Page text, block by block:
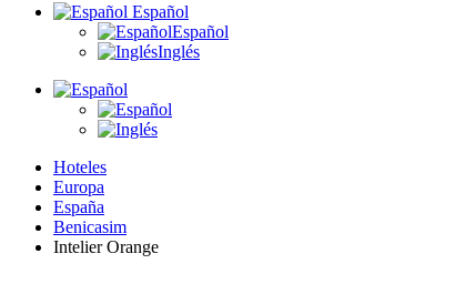
Español
Español
Inglés
Hoteles
Europa
España
Benicasim
Intelier Orange